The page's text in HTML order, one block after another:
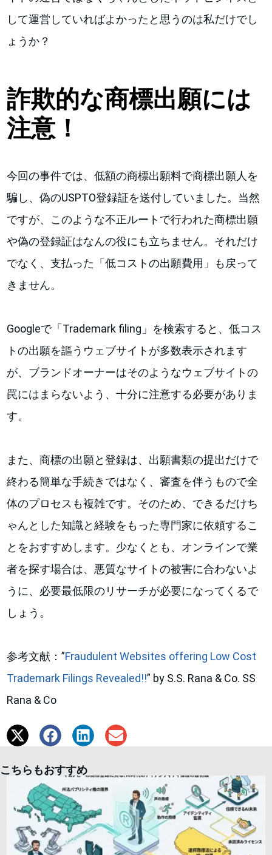
して運営していればよかったと思うのは私だけでし
ょうか？
詐欺的な商標出願には
注意！
今回の事件では、低額の商標出願料で商標出願人を
騙し、偽のUSPTO登録証を送付していました。当然
ですが、このような不正ルートで行われた商標出願
や偽の登録証はなんの役にも立ちません。それだけ
でなく、支払った「低コストの出願費用」も戻って
きません。
Googleで「Trademark filing」を検索すると、低コス
トの出願を謳うウェブサイトが多数表示されます
が、ブランドオーナーはそのようなウェブサイトの
罠にはまらないよう、十分に注意する必要がありま
す。
また、商標の出願と登録は、出願書類の提出だけで
終わる簡単な手続きではなく、審査を伴うもので全
体のプロセスも複雑です。そのため、できるだけち
ゃんとした知識と経験をもった専門家に依頼するこ
とをおすすめします。少なくとも、オンラインで業
者を探す場合は、悪質なサイトの被害に合わないよ
うに、必要最低限のリサーチが必要になってくるで
しょう。
参考文献：”Fraudulent Websites offering Low Cost
Trademark Filings Revealed!!” by S.S. Rana & Co. SS
Rana & Co
こちらもおすすめ